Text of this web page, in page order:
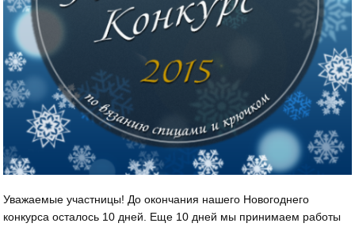
Уважаемые участницы! До окончания нашего Новогоднего
конкурса осталось 10 дней. Еще 10 дней мы принимаем работы